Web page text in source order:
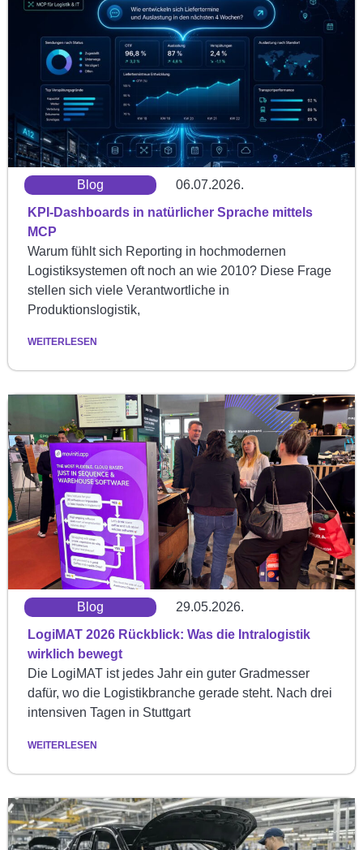
Blog
06.07.2026.
KPI-Dashboards in natürlicher Sprache mittels
MCP
Warum fühlt sich Reporting in hochmodernen
Logistiksystemen oft noch an wie 2010? Diese Frage
stellen sich viele Verantwortliche in
Produktionslogistik,
WEITERLESEN
Blog
29.05.2026.
LogiMAT 2026 Rückblick: Was die Intralogistik
wirklich bewegt
Die LogiMAT ist jedes Jahr ein guter Gradmesser
dafür, wo die Logistikbranche gerade steht. Nach drei
intensiven Tagen in Stuttgart
WEITERLESEN